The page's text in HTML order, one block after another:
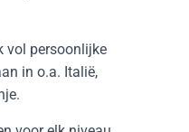
vol persoonlijke
in o.a. Italië,